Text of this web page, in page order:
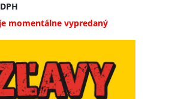
momentálne vypredaný